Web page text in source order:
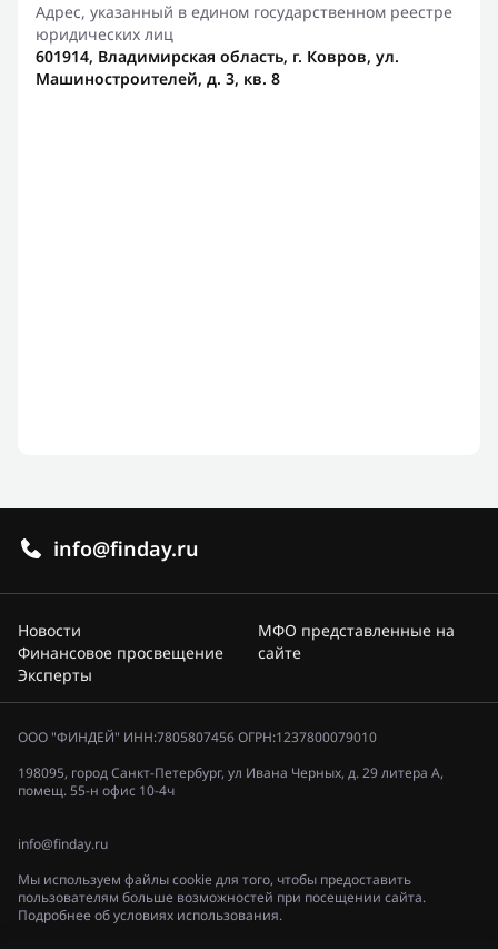
Адрес, указанный в едином государственном реестре
юридических лиц
601914, Владимирская область, г. Ковров, ул.
Машиностроителей, д. 3, кв. 8
info@finday.ru
Новости
Финансовое просвещение
Эксперты
МФО представленные на
сайте
ООО "ФИНДЕЙ" ИНН:7805807456 ОГРН:1237800079010
198095, город Санкт-Петербург, ул Ивана Черных, д. 29 литера А,
помещ. 55-н офис 10-4ч
info@finday.ru
Мы используем файлы cookie для того, чтобы предоставить
пользователям больше возможностей при посещении сайта.
Подробнее об условиях использования.